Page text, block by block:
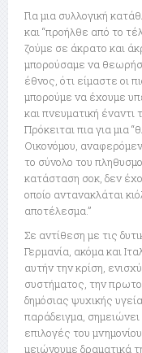
Για μια συλλογική
και “προήλθε από το
ζούμε σε άκρατο και
μπορούσαμε να
έθνος, ότι είμαστε οι
μπορούμε να έχουμε
και πνευματική
Πρόκειται πια για μια
Οικονόμου,
το σύνολο του
κατάσταση σοκ, δεν
οποίο αντανακλάται
αποτέλεσμα.”
Σε αντίθεση με τις
Γερμανία, ακόμα και
αυτήν την κρίση,
συστήματος, την
δημόσιας ψυχικής
παράδειγμα,
επιλογές του
μειώνουμε δραματικά